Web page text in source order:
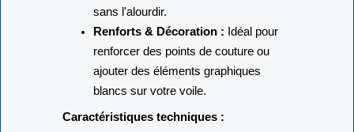
sans l'alourdir.
Renforts & Décoration : Idéal pour
renforcer des points de couture ou
ajouter des éléments graphiques
blancs sur votre voile.
Caractéristiques techniques :